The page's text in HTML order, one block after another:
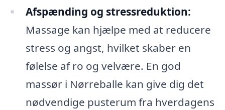
Afspænding og stressreduktion:
Massage kan hjælpe med at reducere
stress og angst, hvilket skaber en
følelse af ro og velvære. En god
massør i Nørreballe kan give dig det
nødvendige pusterum fra hverdagens